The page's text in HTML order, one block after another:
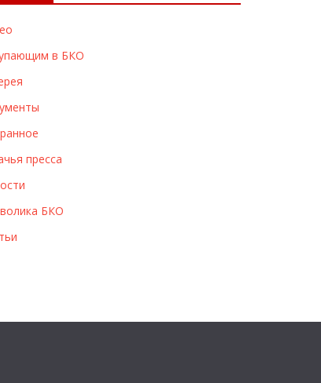
в БКО
пресса
БКО